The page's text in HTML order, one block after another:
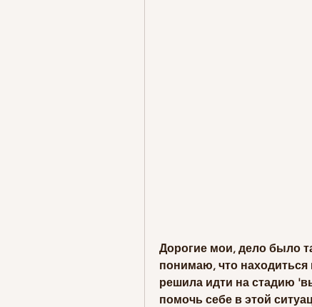
Дорогие мои, дело было
понимаю, что находиться
решила идти на стадию
помочь себе в этой